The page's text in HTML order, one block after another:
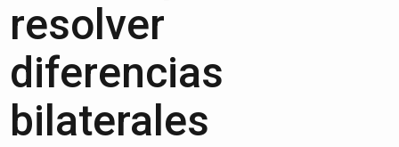
resolver
diferencias
bilaterales